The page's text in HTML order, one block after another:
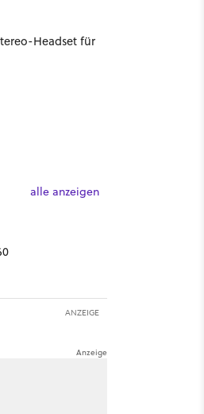
Headset für
alle anzeigen
ANZEIGE